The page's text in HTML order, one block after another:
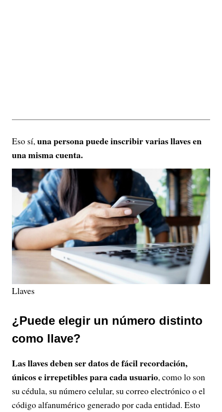
Eso sí,una persona puede inscribir varias llaves en
una misma cuenta.
Llaves
¿Puede elegir un número distinto
como llave?
Las llaves deben ser datos de fácil recordación,
únicos e irrepetibles para cada usuario, como lo son
su cédula, su número celular, su correo electrónico o el
código alfanumérico generado por cada entidad. Esto